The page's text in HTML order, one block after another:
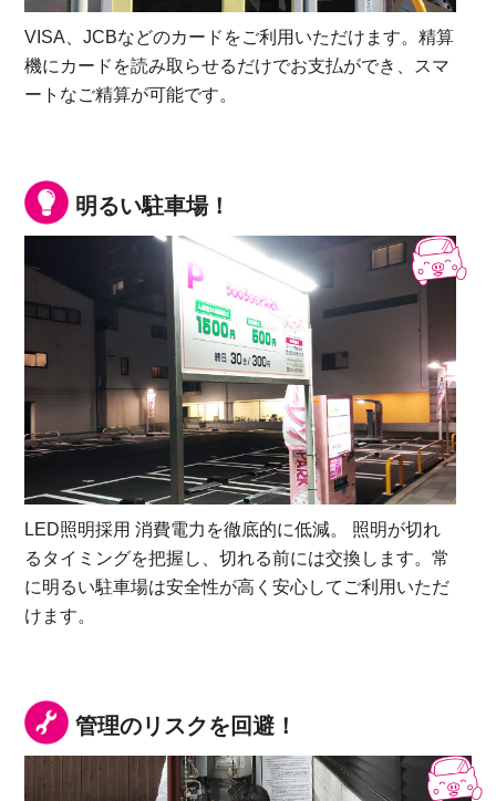
VISA、JCBなどのカードをご利用いただけます。精算
機にカードを読み取らせるだけでお支払ができ、スマ
ートなご精算が可能です。
明るい駐車場！
LED照明採用 消費電力を徹底的に低減。 照明が切れ
るタイミングを把握し、切れる前には交換します。常
に明るい駐車場は安全性が高く安心してご利用いただ
けます。
管理のリスクを回避！